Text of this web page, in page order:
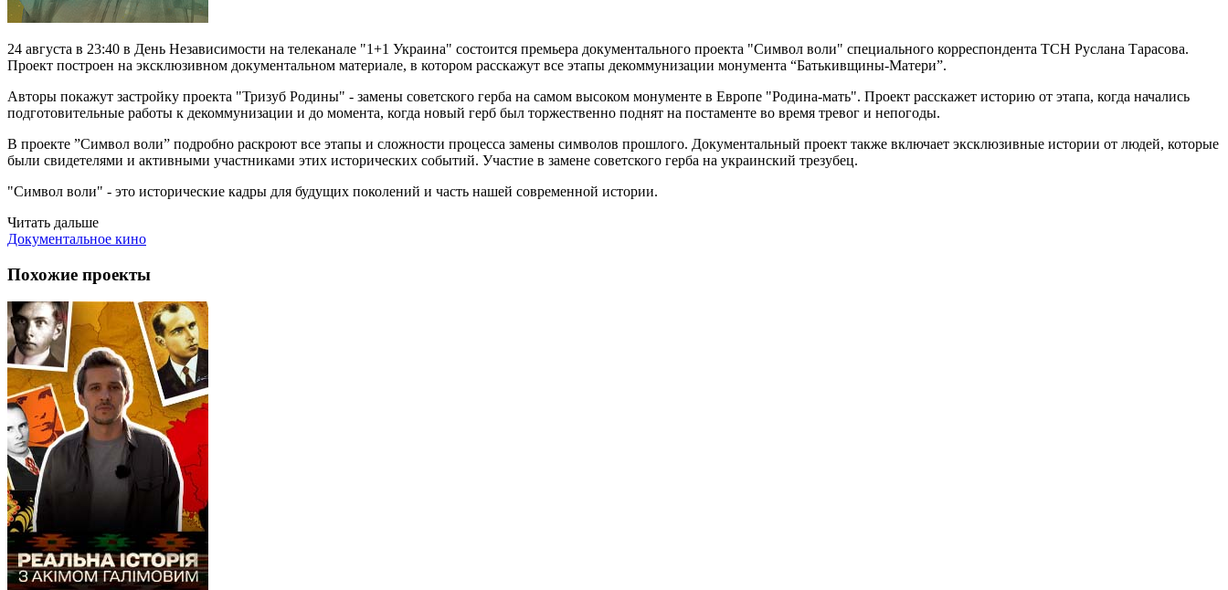
24 августа в 23:40 в День Независимости на телеканале "1+1 Украина" состоится премьера документального проекта "Символ воли" специального корреспондента ТСН Руслана Тарасова.
Проект построен на эксклюзивном документальном материале, в котором расскажут все этапы декоммунизации монумента “Батькивщины-Матери”.
Авторы покажут застройку проекта "Тризуб Родины" - замены советского герба на самом высоком монументе в Европе "Родина-мать". Проект расскажет историю от этапа, когда начались
подготовительные работы к декоммунизации и до момента, когда новый герб был торжественно поднят на постаменте во время тревог и непогоды.
В проекте ”Символ воли” подробно раскроют все этапы и сложности процесса замены символов прошлого. Документальный проект также включает эксклюзивные истории от людей, которые
были свидетелями и активными участниками этих исторических событий. Участие в замене советского герба на украинский трезубец.
"Символ воли" - это исторические кадры для будущих поколений и часть нашей современной истории.
Читать дальше
Документальное кино
Похожие проекты